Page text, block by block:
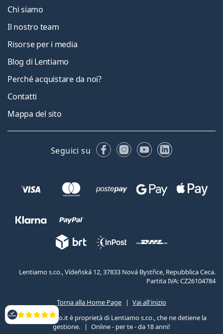
Valutazione
Chi siamo
Il nostro team
Risorse per i media
Blog di Lentiamo
Perché acquistare da noi?
Contatti
Mappa del sito
Seguici su FacebookInstagram
YouTubeLinkedIn
Lentiamo s.r.o., Vídeňská 12, 37833 Nová Bystřice, Repubblica Ceca.
Partita IVA: CZ26104784
Torna alla Home Page
Vai all'inizio
Il sito Lentiamo.it è proprietà di Lentiamo s.r.o., che ne detiene la
gestione.
Online - per te - da 18 anni!